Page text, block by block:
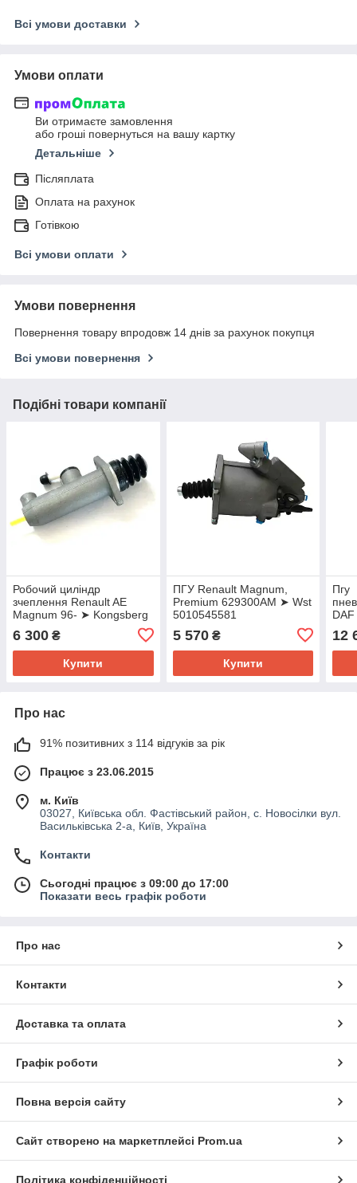
Всі умови доставки
Умови оплати
Ви отримаєте замовлення
або гроші повернуться на вашу картку
Детальніше
Післяплата
Оплата на рахунок
Готівкою
Всі умови оплати
Умови повернення
Повернення товару впродовж 14 днів за рахунок покупця
Всі умови повернення
Подібні товари компанії
Робочий циліндр
зчеплення Renault AE
Magnum 96- ➤ Kongsberg
6 300 ₴
Купити
ПГУ Renault Magnum,
Premium 629300AM ➤ Wst
5010545581
5 570₴
Купити
Пгу
DAF
12
Про нас
91% позитивних з 114 відгуків за рік
Працює з 23.06.2015
м. Київ
03027, Київська обл. Фастівський район, с. Новосілки вул.
Васильківська 2-а, Київ, Україна
Контакти
Сьогодні працює з 09:00 до 17:00
Показати весь графік роботи
Про нас
Контакти
Доставка та оплата
Графік роботи
Повна версія сайту
Сайт створено на маркетплейсі Prom.ua
Політика конфіденційності